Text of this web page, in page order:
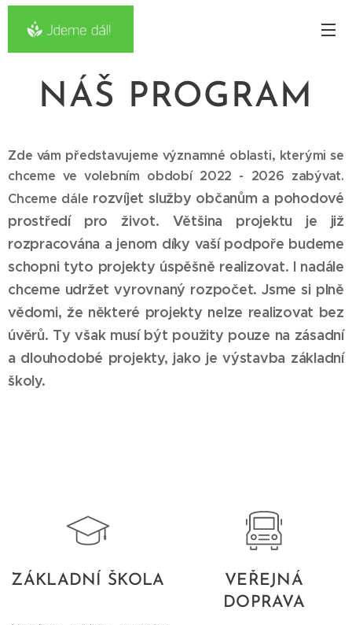
NÁŠ PROGRAM
Zde vám představujeme významné oblasti, kterými se
chceme ve volebním období 2022 - 2026 zabývat.
Chceme dále rozvíjet služby občanům a pohodové
prostředí pro život. Většina projektu je již
rozpracována a jenom díky vaší podpoře budeme
schopni tyto projekty úspěšně realizovat. I nadále
chceme udržet vyrovnaný rozpočet. Jsme si plně
vědomi, že některé projekty nelze realizovat bez
úvěrů. Ty však musí být použity pouze na zásadní
a dlouhodobé projekty, jako je výstavba základní
školy.
ZÁKLADNÍ ŠKOLA
VEŘEJNÁ
DOPRAVA